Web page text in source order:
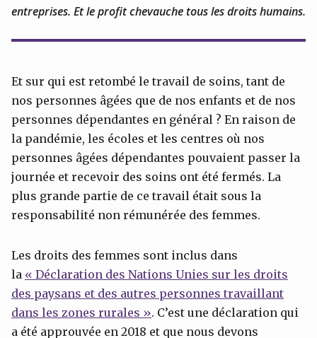
entreprises. Et le profit chevauche tous les droits humains.
Et sur qui est retombé le travail de soins, tant de
nos personnes âgées que de nos enfants et de nos
personnes dépendantes en général ? En raison de
la pandémie, les écoles et les centres où nos
personnes âgées dépendantes pouvaient passer la
journée et recevoir des soins ont été fermés. La
plus grande partie de ce travail était sous la
responsabilité non rémunérée des femmes.
Les droits des femmes sont inclus dans
la « Déclaration des Nations Unies sur les droits
des paysans et des autres personnes travaillant
dans les zones rurales ». C’est une déclaration qui
a été approuvée en 2018 et que nous devons